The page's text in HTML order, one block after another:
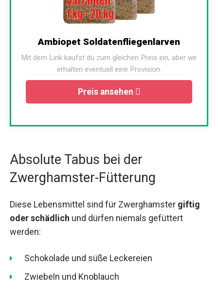
Ambiopet Soldatenfliegenlarven
Mit dem Link kaufst du zum gleichen Preis ein, aber wir
erhalten eventuell eine Provision.
Preis ansehen
Absolute Tabus bei der
Zwerghamster-Fütterung
Diese Lebensmittel sind für Zwerghamster giftig
oder schädlich und dürfen niemals gefüttert
werden:
Schokolade und süße Leckereien
Zwiebeln und Knoblauch